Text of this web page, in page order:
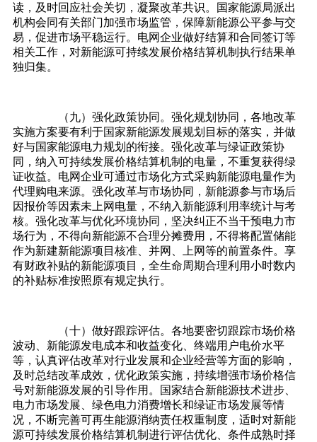
读，及时回应社会关切，凝聚改革共识。国家能源局派出
机构会同有关部门加强市场监管，保障新能源公平参与交
易，促进市场平稳运行。电网企业做好结算和合同签订等
相关工作，对新能源可持续发展价格结算机制执行结果单
独归集。
（九）强化政策协同。强化规划协同，各地改革
实施方案要有利于国家新能源发展规划目标的落实，并做
好与国家能源电力规划的衔接。强化改革与绿证政策协
同，纳入可持续发展价格结算机制的电量，不重复获得绿
证收益。电网企业可通过市场化方式采购新能源电量作为
代理购电来源。强化改革与市场协同，新能源参与市场后
因报价等因素未上网电量，不纳入新能源利用率统计与考
核。强化改革与优化环境协同，坚决纠正不当干预电力市
场行为，不得向新能源不合理分摊费用，不得将配置储能
作为新建新能源项目核准、并网、上网等的前置条件。享
有财政补贴的新能源项目，全生命周期合理利用小时数内
的补贴标准按照原有规定执行。
（十）做好跟踪评估。各地要密切跟踪市场价格
波动、新能源发电成本和收益变化、终端用户电价水平
等，认真评估改革对行业发展和企业经营等方面的影响，
及时总结改革成效，优化政策实施，持续增强市场价格信
号对新能源发展的引导作用。国家结合新能源技术进步、
电力市场发展、绿色电力消费增长和绿证市场发展等情
况，不断完善可再生能源消纳责任权重制度，适时对新能
源可持续发展价格结算机制进行评估优化、条件成熟时择